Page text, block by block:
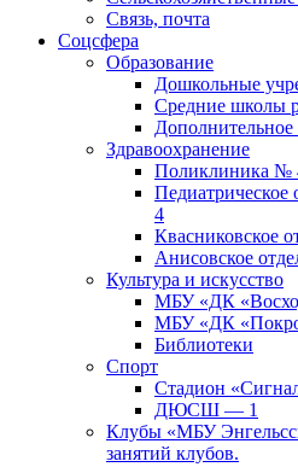
Связь, почта
Соцсфера
Образование
Дошкольные
Средние школы
Дополнительное
Здравоохранение
Поликлиника №
4
Квасниковское
Анисовское
Культура и искусство
МБУ «ДК
МБУ «ДК
Библиотеки
Спорт
Стадион
ДЮСШ — 1
Клубы «МБУ
занятий клубов.